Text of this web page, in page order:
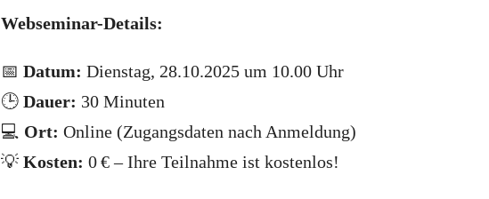
Webseminar-Details:
📅 Datum: Dienstag, 28.10.2025 um 10.00 Uhr
🕒 Dauer: 30 Minuten
💻 Ort: Online (Zugangsdaten nach Anmeldung)
💡 Kosten: 0 € – Ihre Teilnahme ist kostenlos!